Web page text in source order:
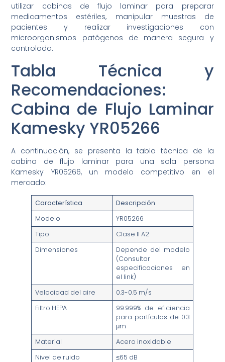
utilizar cabinas de flujo laminar para preparar
medicamentos estériles, manipular muestras de
pacientes y realizar investigaciones con
microorganismos patógenos de manera segura y
controlada.
Tabla Técnica y
Recomendaciones:
Cabina de Flujo Laminar
Kamesky YR05266
A continuación, se presenta la tabla técnica de la
cabina de flujo laminar para una sola persona
Kamesky YR05266, un modelo competitivo en el
mercado:
Característica
Descripción
Modelo
YR05266
Tipo
Clase II A2
Dimensiones
Depende del modelo
(Consultar
especificaciones en
el link)
Velocidad del aire
0.3-0.5 m/s
Filtro HEPA
99.999% de eficiencia
para partículas de 0.3
μm
Material
Acero inoxidable
Nivel de ruido
≤65 dB